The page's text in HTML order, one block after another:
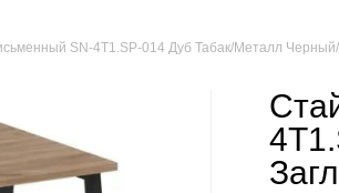
SN-4T1.SP-014 Дуб Табак/Металл